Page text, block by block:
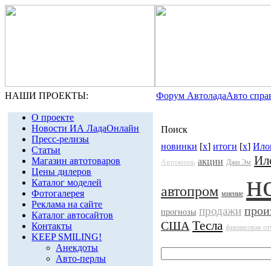
НАШИ ПРОЕКТЫ: Форум АвтоладаАвто
О проекте
Новости ИА ЛадаОнлайн
Пресс-релизы
Статьи
Магазин автотоваров
Цены дилеров
Каталог моделей
Фотогалерея
Реклама на сайте
Каталог автосайтов
Контакты
KEEP SMILING!
Анекдоты
Авто-перлы
Поиск
новинки [x] итоги [x]
Автожизнь акции Джи Эм
автопром мнение
прогнозы продажи
США Тесла финансовая